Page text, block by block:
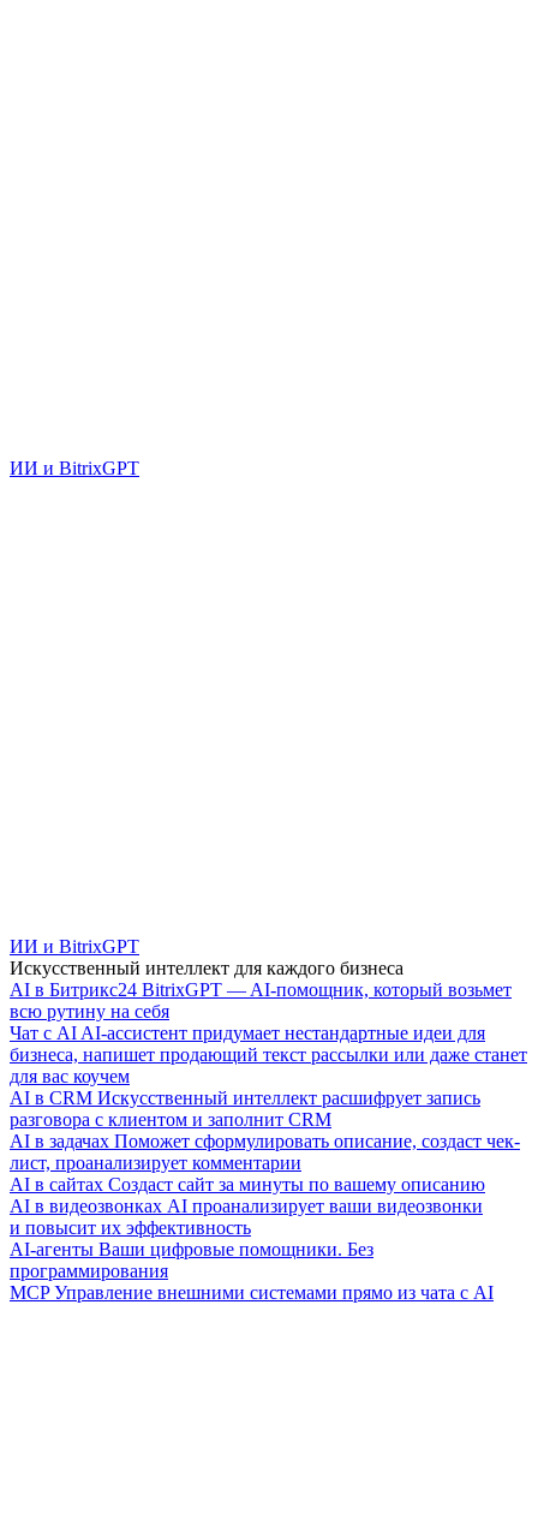
ИИ и BitrixGPT
ИИ и BitrixGPT
Искусственный интеллект для каждого бизнеса
AI в Битрикс24 BitrixGPT — AI-помощник, который возьмет
всю рутину на себя
Чат с AI AI-ассистент придумает нестандартные идеи для
бизнеса, напишет продающий текст рассылки или даже станет
для вас коучем
AI в CRM Искусственный интеллект расшифрует запись
разговора с клиентом и заполнит CRM
AI в задачах Поможет сформулировать описание, создаст чек-
лист, проанализирует комментарии
AI в сайтах Создаст сайт за минуты по вашему описанию
AI в видеозвонках AI проанализирует ваши видеозвонки
и повысит их эффективность
AI-агенты Ваши цифровые помощники. Без
программирования
MCP Управление внешними системами прямо из чата с AI